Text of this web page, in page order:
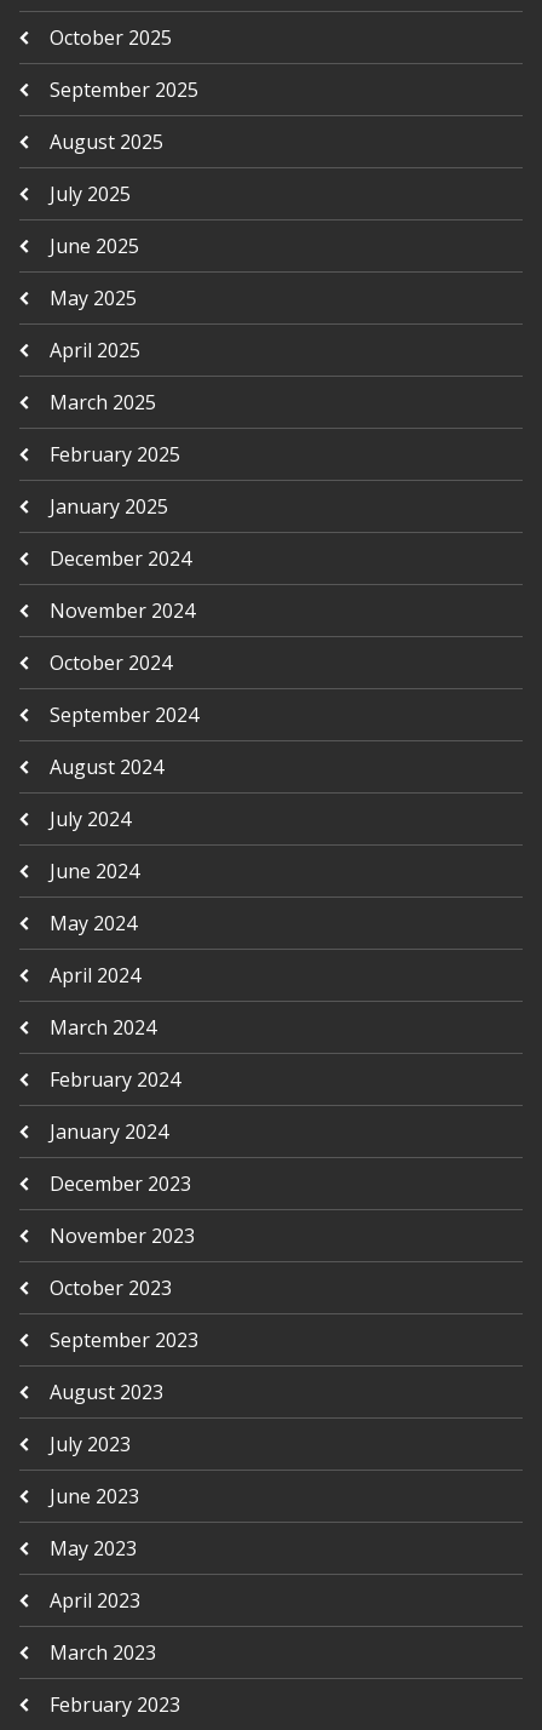
October 2025
September 2025
August 2025
July 2025
June 2025
May 2025
April 2025
March 2025
February 2025
January 2025
December 2024
November 2024
October 2024
September 2024
August 2024
July 2024
June 2024
May 2024
April 2024
March 2024
February 2024
January 2024
December 2023
November 2023
October 2023
September 2023
August 2023
July 2023
June 2023
May 2023
April 2023
March 2023
February 2023